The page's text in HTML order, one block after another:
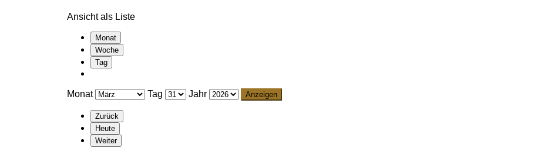
Ansicht als Liste
Monat
Woche
Tag
Monat Tag Jahr
Zurück
Heute
Weiter